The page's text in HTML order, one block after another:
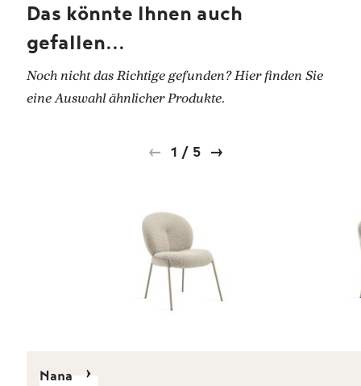
Das könnte Ihnen auch
gefallen...
Noch nicht das Richtige gefunden? Hier finden Sie
eine Auswahl ähnlicher Produkte.
1 / 5
Nana